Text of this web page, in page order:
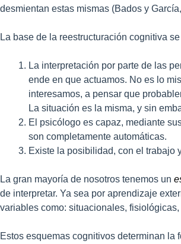
desmientan estas mismas (Bados y
La base de la reestructuración cognitiva
La interpretación por parte de las
ende en que actuamos. No es lo
interesamos, a pensar que
La situación es la misma, y sin
El psicólogo es capaz, mediante
son completamente automáticas.
Existe la posibilidad, con el trabajo
La gran mayoría de nosotros tenemos un
de interpretar. Ya sea por aprendizaje
variables como: situacionales,
Estos esquemas cognitivos determinan la